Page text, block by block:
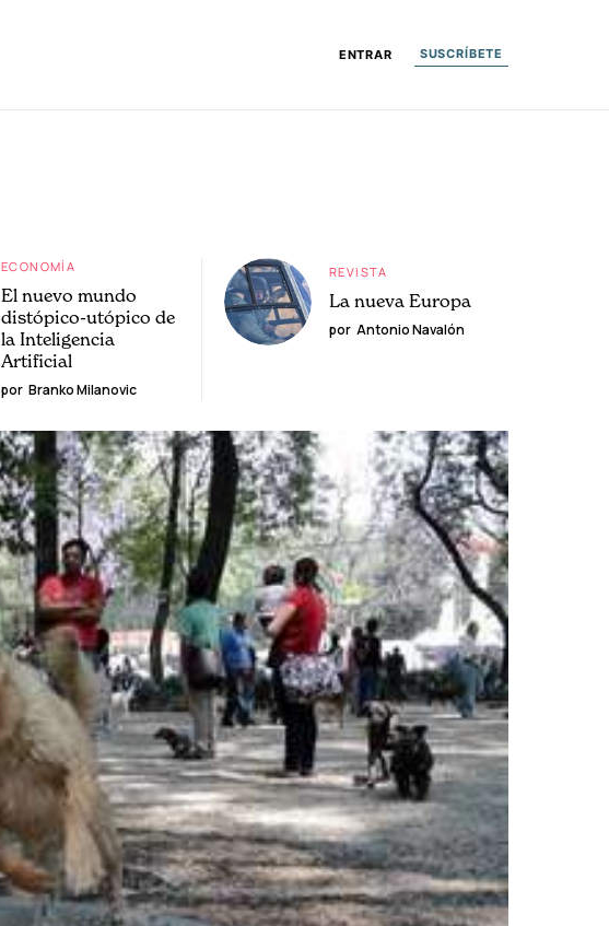
ENTRAR SUSCRÍBETE
ECONOMÍA
El nuevo mundo
distópico-utópico de
la Inteligencia
Artificial
por Branko Milanovic
REVISTA
La nueva Europa
por Antonio Navalón